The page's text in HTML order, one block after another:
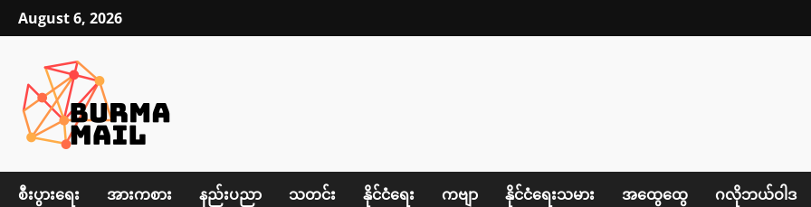
Skip
to
August 6, 2026
စီးပွားရေး အားကစား နည်းပညာ သတင်း နိုင်ငံရေး ကဗျာ နိုင်ငံရေးသမား အထွေထွေ ဂလိုဘယ်ဝါဒ